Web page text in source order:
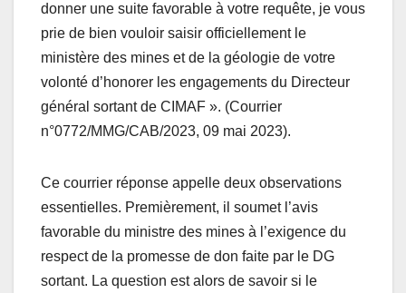
donner une suite favorable à votre requête, je vous
prie de bien vouloir saisir officiellement le
ministère des mines et de la géologie de votre
volonté d’honorer les engagements du Directeur
général sortant de CIMAF ». (Courrier
n°0772/MMG/CAB/2023, 09 mai 2023).
Ce courrier réponse appelle deux observations
essentielles. Premièrement, il soumet l’avis
favorable du ministre des mines à l’exigence du
respect de la promesse de don faite par le DG
sortant. La question est alors de savoir si le